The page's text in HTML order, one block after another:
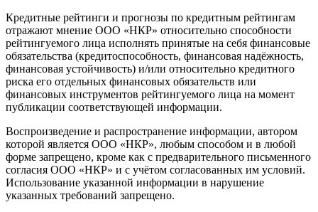
Кредитные рейтинги и прогнозы по кредитным рейтингам
отражают мнение ООО «НКР» относительно способности
рейтингуемого лица исполнять принятые на себя финансовые
обязательства (кредитоспособность, финансовая надёжность,
финансовая устойчивость) и/или относительно кредитного
риска его отдельных финансовых обязательств или
финансовых инструментов рейтингуемого лица на момент
публикации соответствующей информации.
Воспроизведение и распространение информации, автором
которой является ООО «НКР», любым способом и в любой
форме запрещено, кроме как с предварительного письменного
согласия ООО «НКР» и с учётом согласованных им условий.
Использование указанной информации в нарушение
указанных требований запрещено.